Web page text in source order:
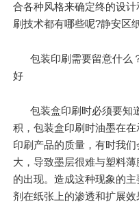
合各种风格来确定终的设
刷技术都有哪些呢?静安区
包装印刷需要留意什么
好
包装盒印刷时必须要知
积，包装盒印刷时油墨在
印刷产品的质量，有时我
大，导致墨层很难与塑料
的出现。造成这种现象的
剂在纸张上的渗透和扩展